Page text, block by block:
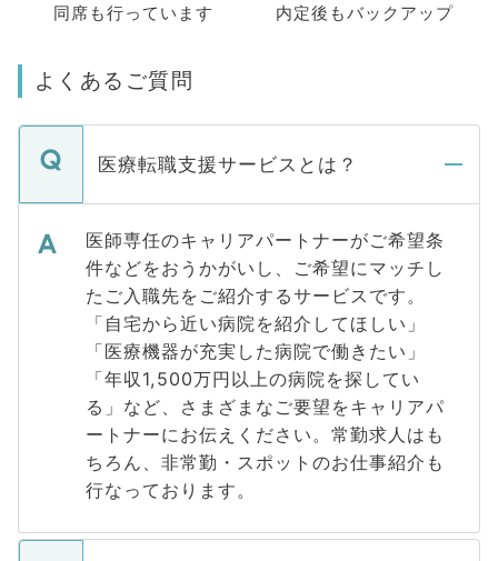
同席も行っています
内定後もバックアップ
よくあるご質問
医療転職支援サービスとは？
医師専任のキャリアパートナーがご希望条
件などをおうかがいし、ご希望にマッチし
たご入職先をご紹介するサービスです。
「自宅から近い病院を紹介してほしい」
「医療機器が充実した病院で働きたい」
「年収1,500万円以上の病院を探してい
る」など、さまざまなご要望をキャリアパ
ートナーにお伝えください。常勤求人はも
ちろん、非常勤・スポットのお仕事紹介も
行なっております。